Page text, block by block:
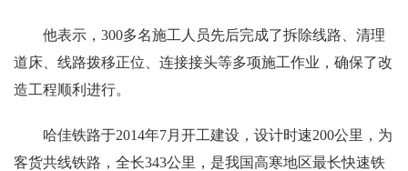
他表示，300多名施工人员先后完成了拆除线路、清理
道床、线路拨移正位、连接接头等多项施工作业，确保了改
造工程顺利进行。
哈佳铁路于2014年7月开工建设，设计时速200公里，为
客货共线铁路，全长343公里，是我国高寒地区最长快速铁